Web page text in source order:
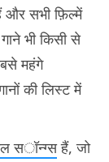
और सभी फ़िल्में
भी किसी से
महंगे
की लिस्ट में
सॉन्ग्सहैं, जो